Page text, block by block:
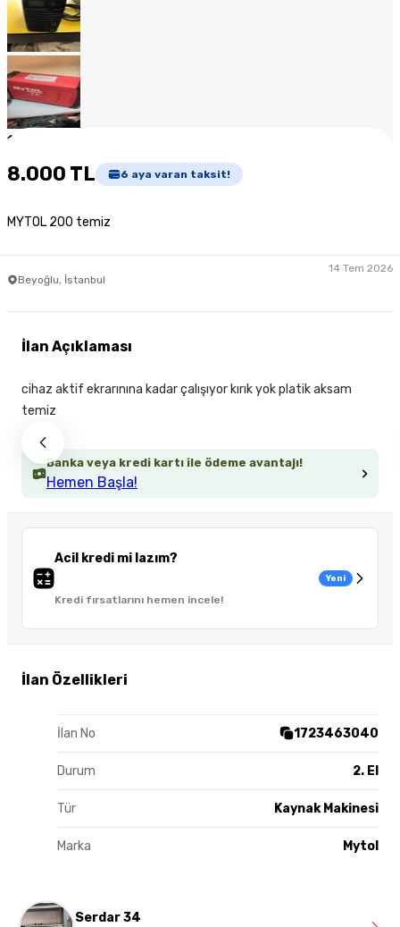
1
8.000 TL 6 aya varan taksit!
MYTOL 200 temiz
Beyoğlu, İstanbul
14 Tem 2026
Banka veya kredi kartı ile ödeme avantajı!
Hemen Başla!
Acil kredi mi lazım?
Kredi fırsatlarını hemen incele!
Yeni
İlan Özellikleri
İlan No 1723463040
Durum 2. El
Tür Kaynak Makinesi
Marka Mytol
İlan Açıklaması
cihaz aktif ekrarınına kadar çalışıyor kırık yok platik aksam
temiz
Serdar 34